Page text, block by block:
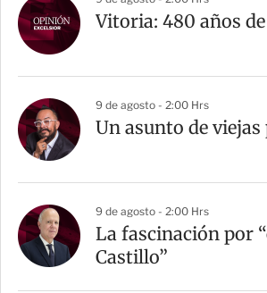
Vitoria: 480 años
9 de agosto - 2:00 Hrs
Un asunto de viejas
9 de agosto - 2:00 Hrs
La fascinación por
Castillo”